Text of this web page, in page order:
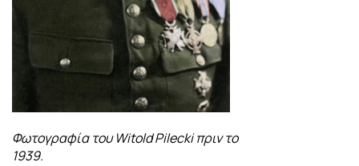
Φωτογραφία του Witold Pilecki πριν το
1939.